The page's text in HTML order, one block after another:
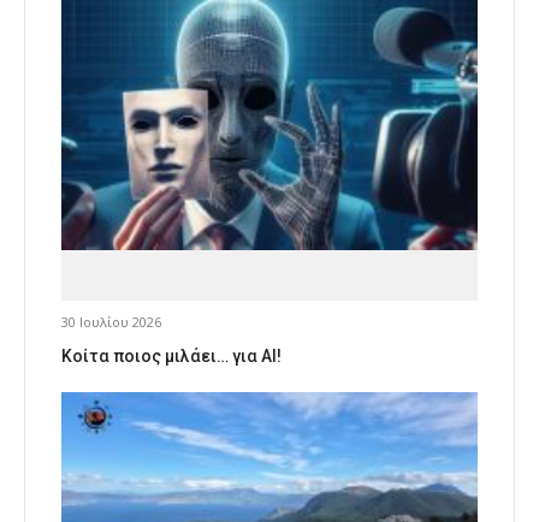
30 Ιουλίου 2026
Κοίτα ποιος μιλάει… για AI!